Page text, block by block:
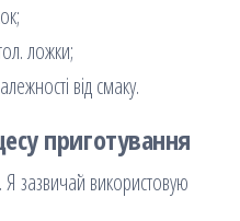
ложки;
від смаку.
приготування
зазвичай використовую